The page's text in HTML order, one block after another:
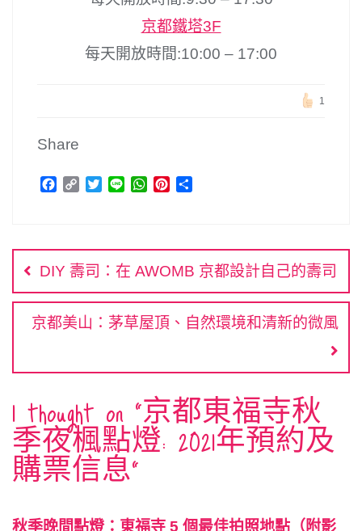
京都鐵塔3F
每天開放時間:10:00 – 17:00
1
Share
b
o
o
k
C
L
i
n
k
t
e
W
s
A
p
p
e
r
e
s
文
章
導
覽
DIY 壽司：在 AWOMB 京都設計自己的壽司
京都美山：茅草屋頂、自然環境和清新的微風
1 thought on “京都東福寺秋
季夜楓點燈: 2021年預約及
購票信息”
秋季晚間點燈：東福寺 5 個最佳拍照地點（附影